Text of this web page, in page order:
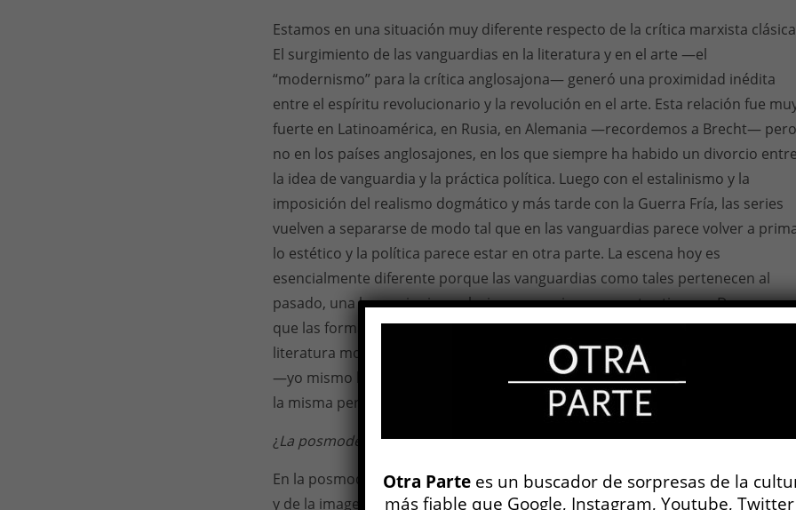
Estamos en una situación muy diferente respecto de la crítica marxista
El surgimiento de las vanguardias en la literatura y en el arte —el
“modernismo” para la crítica anglosajona— generó una proximidad inédita
entre el espíritu revolucionario y la revolución en el arte. Esta relación fue
fuerte en Latinoamérica, en Rusia, en Alemania —recordemos a Brecht— pero
no en los países anglosajones, en los que siempre ha habido un divorcio entre
la idea de vanguardia y la práctica política. Luego con el estalinismo y la
imposición del realismo dogmático y más tarde con la Guerra Fría, las series
vuelven a separarse de modo tal que en las vanguardias parece volver a
lo estético y la política parece estar en otra parte. La escena hoy es
esencialmente diferente porque las vanguardias como tales pertenecen al
pasado, una herencia rica y gloriosa pero ajena a nuestro tiempo. De manera
que las formas de crítica marxista que hemos desarrollado para leer la
literatura moderna, aun cuando algunas de ellas resultaron muy productivas
—yo mismo he tratado de trabajar en esa dirección— no son ya aplicables con
la misma pertinencia a la producción cultural actual.
¿La posmodernidad obliga a un cambio de perspectiva teórica?
En la posmodernidad y en las nuevas formas de esta sociedad del
y de la imagen, la cultura tiene rasgos muchos más difusos que en el período
Otra Parte es un buscador de sorpresas de la
más fiable que Google, Instagram, Youtube,